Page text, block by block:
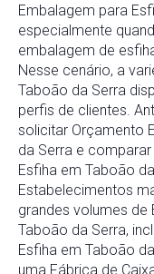
Embalagem para
especialmente
embalagem de
Nesse cenário, a
Taboão da Serra
perfis de clientes.
solicitar Orçamento
da Serra e
Esfiha em Taboão
Estabelecimentos
grandes volumes de
Taboão da Serra,
Esfiha em Taboão
uma Fábrica de